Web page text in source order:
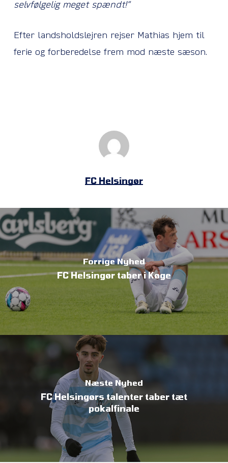
selvfølgelig meget spændt!”
Efter landsholdslejren rejser Mathias hjem til
ferie og forberedelse frem mod næste sæson.
FC Helsingør
Forrige Nyhed
FC Helsingør taber i Køge
Næste Nyhed
FC Helsingørs talenter taber tæt
pokalfinale